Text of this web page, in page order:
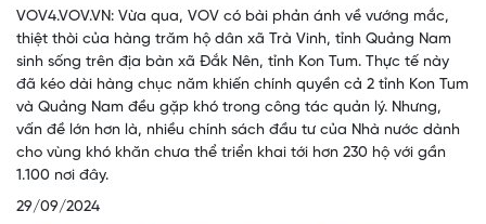
VOV4.VOV.VN: Vừa qua, VOV có bài phản ánh về vướng mắc,
thiệt thòi của hàng trăm hộ dân xã Trà Vinh, tỉnh Quảng Nam
sinh sống trên địa bàn xã Đắk Nên, tỉnh Kon Tum. Thực tế này
đã kéo dài hàng chục năm khiến chính quyền cả 2 tỉnh Kon Tum
và Quảng Nam đều gặp khó trong công tác quản lý. Nhưng,
vấn đề lớn hơn là, nhiều chính sách đầu tư của Nhà nước dành
cho vùng khó khăn chưa thể triển khai tới hơn 230 hộ với gần
1.100 nơi đây.
29/09/2024